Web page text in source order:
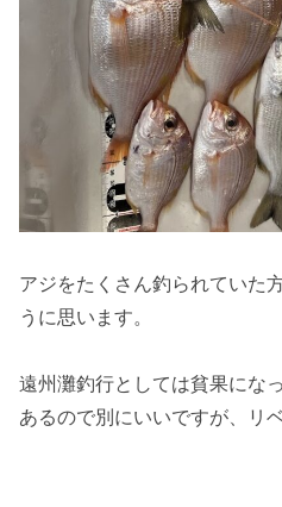
アジをたくさん釣られていた
うに思います。
遠州灘釣行としては貧果にな
あるので別にいいですが、リ